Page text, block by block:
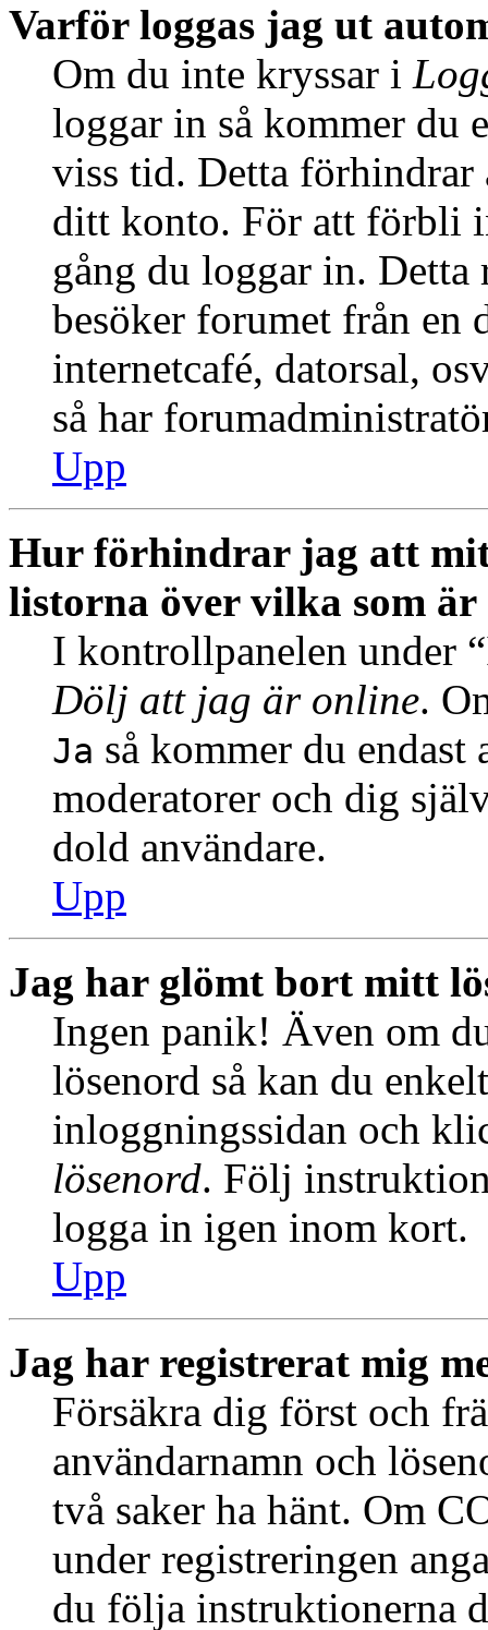
Varför loggas jag ut
Om du inte kryssar i
loggar in så kommer du
viss tid. Detta förhindrar
ditt konto. För att förbli
gång du loggar in. Detta
besöker forumet från en
internetcafé, datorsal,
så har
Upp
Hur förhindrar jag att
listorna över vilka som är
I kontrollpanelen under
Dölj att jag är online.
Ja så kommer du
moderatorer och dig
dold användare.
Upp
Jag har glömt bort mitt
Ingen panik! Även om
lösenord så kan du
inloggningssidan och
lösenord. Följ
logga in igen inom kort.
Upp
Jag har registrerat mig
Försäkra dig först och
användarnamn och
två saker ha hänt. Om
under registreringen
du följa instruktionerna